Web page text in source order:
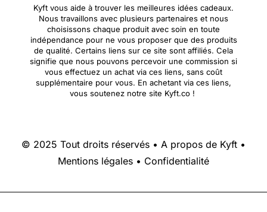
Kyft vous aide à trouver les meilleures idées cadeaux.
Nous travaillons avec plusieurs partenaires et nous
choisissons chaque produit avec soin en toute
indépendance pour ne vous proposer que des produits
de qualité. Certains liens sur ce site sont affiliés. Cela
signifie que nous pouvons percevoir une commission si
vous effectuez un achat via ces liens, sans coût
supplémentaire pour vous. En achetant via ces liens,
vous soutenez notre site Kyft.co !
© 2025 Tout droits réservés • A propos de Kyft •
Mentions légales • Confidentialité